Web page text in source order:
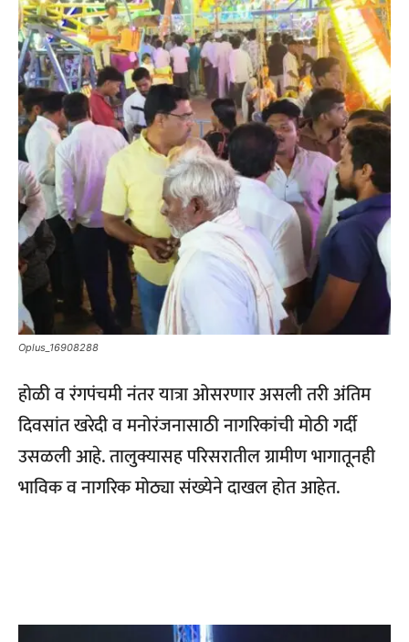
Oplus_16908288
होळी व रंगपंचमी नंतर यात्रा ओसरणार असली तरी अंतिम
दिवसांत खरेदी व मनोरंजनासाठी नागरिकांची मोठी गर्दी
उसळली आहे. तालुक्यासह परिसरातील ग्रामीण भागातूनही
भाविक व नागरिक मोठ्या संख्येने दाखल होत आहेत.